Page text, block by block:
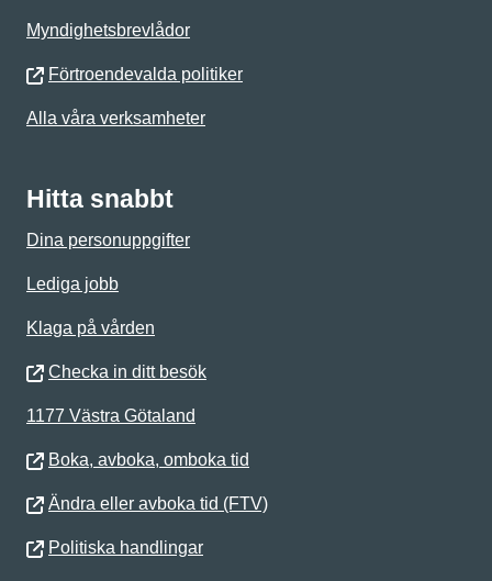
Myndighetsbrevlådor
Förtroendevalda politiker
Alla våra verksamheter
Hitta snabbt
Dina personuppgifter
Lediga jobb
Klaga på vården
Checka in ditt besök
1177 Västra Götaland
Boka, avboka, omboka tid
Ändra eller avboka tid (FTV)
Politiska handlingar